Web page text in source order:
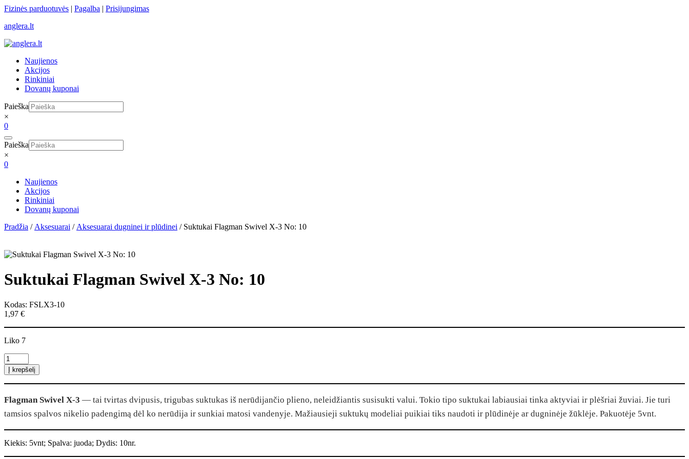
Skip
content
Fizinės parduotuvės | Pagalba | Prisijungimas
anglera.lt
Naujienos
Akcijos
Rinkiniai
Dovanų kuponai
Paieška
×
0
Paieška
×
0
Naujienos
Akcijos
Rinkiniai
Dovanų kuponai
Pradžia / Aksesuarai / Aksesuarai dugninei ir plūdinei / Suktukai Flagman Swivel X-3 No: 10
Suktukai Flagman Swivel X-3 No: 10
Kodas: FSLX3-10
1,97 €
Liko 7
produkto
kiekis:
Suktukai
Flagman
X-
3
10
Į krepšelį
Flagman Swivel X-3 — tai tvirtas dvipusis, trigubas suktukas iš nerūdijančio plieno, neleidžiantis susisukti valui. Tokio tipo suktukai labiausiai tinka aktyviai ir plėšriai žuviai. Jie turi
tamsios spalvos nikelio padengimą dėl ko nerūdija ir sunkiai matosi vandenyje. Mažiausieji suktukų modeliai puikiai tiks naudoti ir plūdinėje ar dugninėje žūklėje. Pakuotėje 5vnt.
Kiekis: 5vnt; Spalva: juoda; Dydis: 10nr.